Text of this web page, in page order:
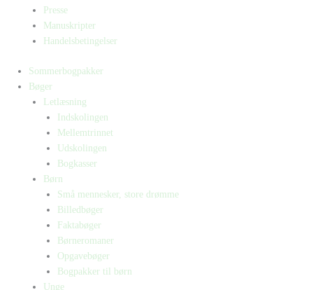
Presse
Manuskripter
Handelsbetingelser
Sommerbogpakker
Bøger
Letlæsning
Indskolingen
Mellemtrinnet
Udskolingen
Bogkasser
Børn
Små mennesker, store drømme
Billedbøger
Faktabøger
Børneromaner
Opgavebøger
Bogpakker til børn
Unge